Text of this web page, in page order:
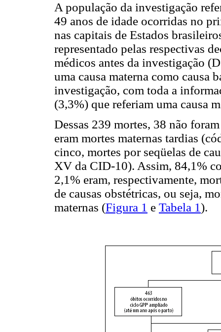
A população da investigação
49 anos de idade ocorridas no
nas capitais de Estados
representado pelas respectivas
médicos antes da investigação
uma causa materna como causa
investigação, com toda a
(3,3%) que referiam uma causa
Dessas 239 mortes, 38 não
eram mortes maternas tardias
cinco, mortes por seqüelas de
XV da CID-10). Assim, 84,1%
2,1% eram, respectivamente,
de causas obstétricas, ou seja,
maternas (Figura 1 e Tabela 1).